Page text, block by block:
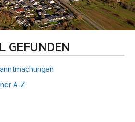
GEFUNDEN
A-Z